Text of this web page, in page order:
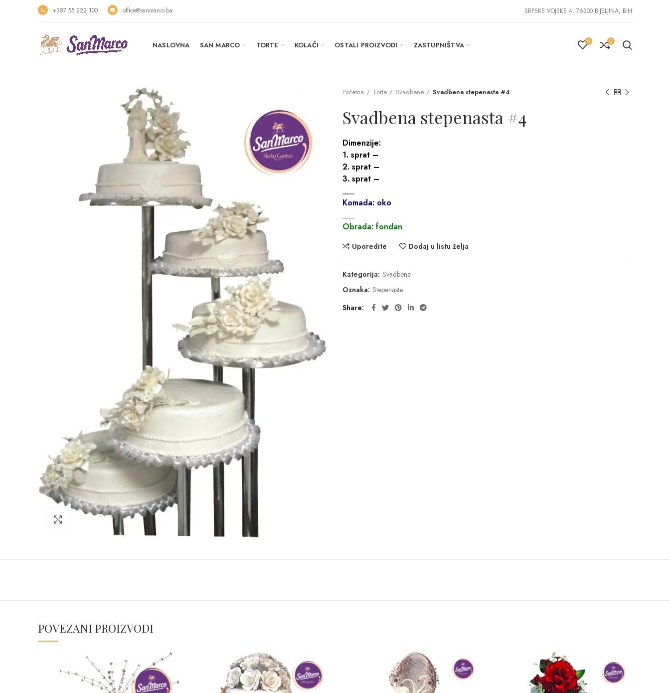
+387 55 222 100 office@sanmarco.ba SRPSKE VOJSKE 4, 76300 BIJELJINA, BiH
NASLOVNA SAN MARCO TORTE KOLAČI OSTALI PROIZVODI ZASTUPNIŠTVA 0 0
Click to enlarge
Početna Torte Svadbene Svadbena stepenasta #4
Svadbena stepenasta #4
Dimenzije:
1. sprat –
2. sprat –
3. sprat –
___
Komada: oko
Obrada: fondan
Uporedite Dodaj u listu želja
Kategorija: Svadbene
Oznaka: Stepenaste
Share
POVEZANI PROIZVODI